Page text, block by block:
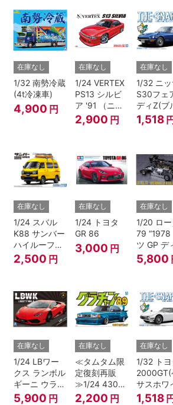
在庫なし
1/32 南勢冷蔵
(4t冷凍車)
4,900 円
在庫なし
1/24 VERTEX
PS13 シルビ
ア '91 （ニッ
サン）
2,900 円
在庫なし
1/32 ニ
S30フェ
ディZ(ブ
メタリッ
1,518 円
在庫なし
1/24 スバル
K88 サンバー
ハイルーフ
4WD '80
2,500 円
在庫なし
1/24 トヨタ
GR 86
3,000 円
在庫なし
1/20 ロー
79 “1978
ツ GP デ
ールアッ
ージョン”
5,800
在庫なし
1/24 LBワー
クス ランボル
ギーニ ウラカ
ン Ver.1
5,900 円
在庫なし
≪タムタム限
定復刻再販
≫1/24 430セ
ドリック
2,200 円
在庫なし
1/32 トヨ
2000GT(
サスホワ
1,518 円